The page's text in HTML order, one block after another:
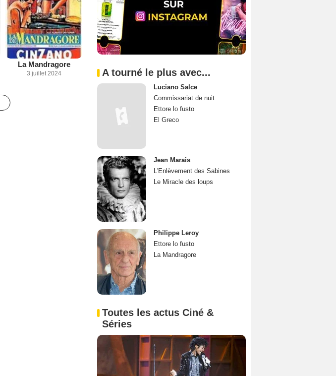
La Mandragore
3 juillet 2024 A tourné le plus avec...
Luciano Salce
Commissariat de nuit
Ettore lo fusto
El Greco
Jean Marais
L'Enlèvement des Sabines
Le Miracle des loups
Philippe Leroy
Ettore lo fusto
La Mandragore
Toutes les actus Ciné &
Séries